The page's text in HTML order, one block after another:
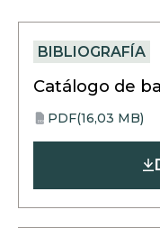
BIBLIOGRAFÍA
Catálogo de
PDF PDF(16,03 MB)
opens
in